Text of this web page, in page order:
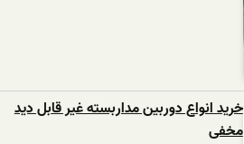
خرید انواع دوربین مداربسته غیر قابل دید
مخفی